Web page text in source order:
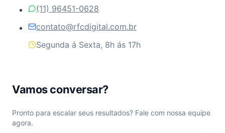
(11) 96451-0628
contato@rfcdigital.com.br
Segunda á Sexta, 8h ás 17h
Vamos conversar?
Pronto para escalar seus resultados? Fale com nossa equipe
agora.